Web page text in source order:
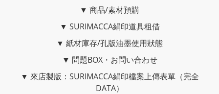
▼ 商品/素材預購
▼ SURIMACCA絹印道具租借
▼ 紙材庫存/孔版油墨使用狀態
▼ 問題BOX・お問い合わせ
▼ 來店製版：SURIMACCA絹印檔案上傳表單（完全
DATA）